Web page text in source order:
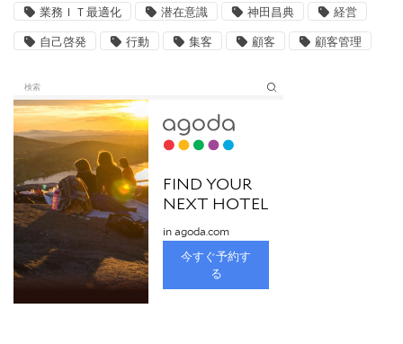
業務ＩＴ最適化 潜在意識 神田昌典 経営
自己啓発 行動 集客 顧客 顧客管理